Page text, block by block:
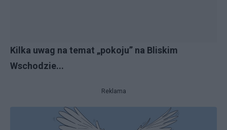
Kilka uwag na temat „pokoju” na Bliskim
Wschodzie...
Reklama